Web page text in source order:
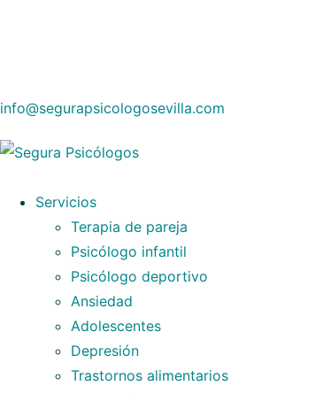
info@segurapsicologosevilla.com
Servicios
Terapia de pareja
Psicólogo infantil
Psicólogo deportivo
Ansiedad
Adolescentes
Depresión
Trastornos alimentarios